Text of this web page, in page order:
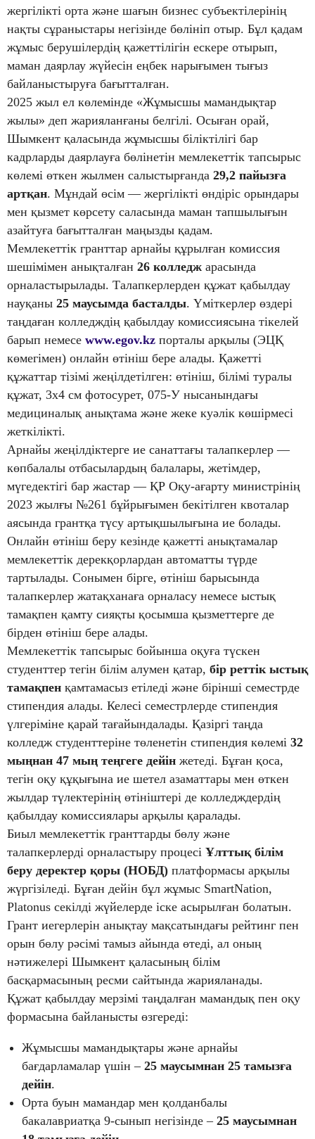
жергілікті орта және шағын бизнес субъектілерінің
нақты сұраныстары негізінде бөлініп отыр. Бұл қадам
жұмыс берушілердің қажеттілігін ескере отырып,
маман даярлау жүйесін еңбек нарығымен тығыз
байланыстыруға бағытталған.
2025 жыл ел көлемінде «Жұмысшы мамандықтар
жылы» деп жарияланғаны белгілі. Осыған орай,
Шымкент қаласында жұмысшы біліктілігі бар
кадрларды даярлауға бөлінетін мемлекеттік тапсырыс
көлемі өткен жылмен салыстырғанда 29,2 пайызға
артқан. Мұндай өсім — жергілікті өндіріс орындары
мен қызмет көрсету саласында маман тапшылығын
азайтуға бағытталған маңызды қадам.
Мемлекеттік гранттар арнайы құрылған комиссия
шешімімен анықталған 26 колледж арасында
орналастырылады. Талапкерлерден құжат қабылдау
науқаны 25 маусымда басталды. Үміткерлер өздері
таңдаған колледждің қабылдау комиссиясына тікелей
барып немесе www.egov.kz порталы арқылы (ЭЦҚ
көмегімен) онлайн өтініш бере алады. Қажетті
құжаттар тізімі жеңілдетілген: өтініш, білімі туралы
құжат, 3х4 см фотосурет, 075-У нысанындағы
медициналық анықтама және жеке куәлік көшірмесі
жеткілікті.
Арнайы жеңілдіктерге ие санаттағы талапкерлер —
көпбалалы отбасылардың балалары, жетімдер,
мүгедектігі бар жастар — ҚР Оқу-ағарту министрінің
2023 жылғы №261 бұйрығымен бекітілген квоталар
аясында грантқа түсу артықшылығына ие болады.
Онлайн өтініш беру кезінде қажетті анықтамалар
мемлекеттік дерекқорлардан автоматты түрде
тартылады. Сонымен бірге, өтініш барысында
талапкерлер жатақханаға орналасу немесе ыстық
тамақпен қамту сияқты қосымша қызметтерге де
бірден өтініш бере алады.
Мемлекеттік тапсырыс бойынша оқуға түскен
студенттер тегін білім алумен қатар, бір реттік ыстық
тамақпен қамтамасыз етіледі және бірінші семестрде
стипендия алады. Келесі семестрлерде стипендия
үлгеріміне қарай тағайындалады. Қазіргі таңда
колледж студенттеріне төленетін стипендия көлемі 32
мыңнан 47 мың теңгеге дейін жетеді. Бұған қоса,
тегін оқу құқығына ие шетел азаматтары мен өткен
жылдар түлектерінің өтініштері де колледждердің
қабылдау комиссиялары арқылы қаралады.
Биыл мемлекеттік гранттарды бөлу және
талапкерлерді орналастыру процесі Ұлттық білім
беру деректер қоры (НОБД) платформасы арқылы
жүргізіледі. Бұған дейін бұл жұмыс SmartNation,
Platonus секілді жүйелерде іске асырылған болатын.
Грант иегерлерін анықтау мақсатындағы рейтинг пен
орын бөлу рәсімі тамыз айында өтеді, ал оның
нәтижелері Шымкент қаласының білім
басқармасының ресми сайтында жарияланады.
Құжат қабылдау мерзімі таңдалған мамандық пен оқу
формасына байланысты өзгереді:
Жұмысшы мамандықтары және арнайы
бағдарламалар үшін – 25 маусымнан 25 тамызға
дейін.
Орта буын мамандар мен қолданбалы
бакалавриатқа 9-сынып негізінде – 25 маусымнан